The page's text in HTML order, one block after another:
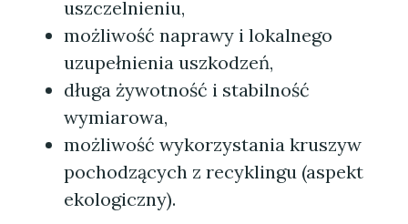
uszczelnieniu,
możliwość naprawy i lokalnego
uzupełnienia uszkodzeń,
długa żywotność i stabilność
wymiarowa,
możliwość wykorzystania kruszyw
pochodzących z recyklingu (aspekt
ekologiczny).